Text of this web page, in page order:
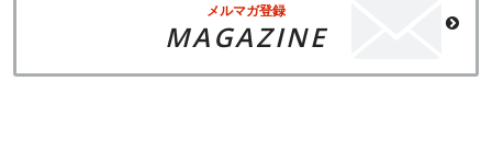
メルマガ登録
MAGAZINE